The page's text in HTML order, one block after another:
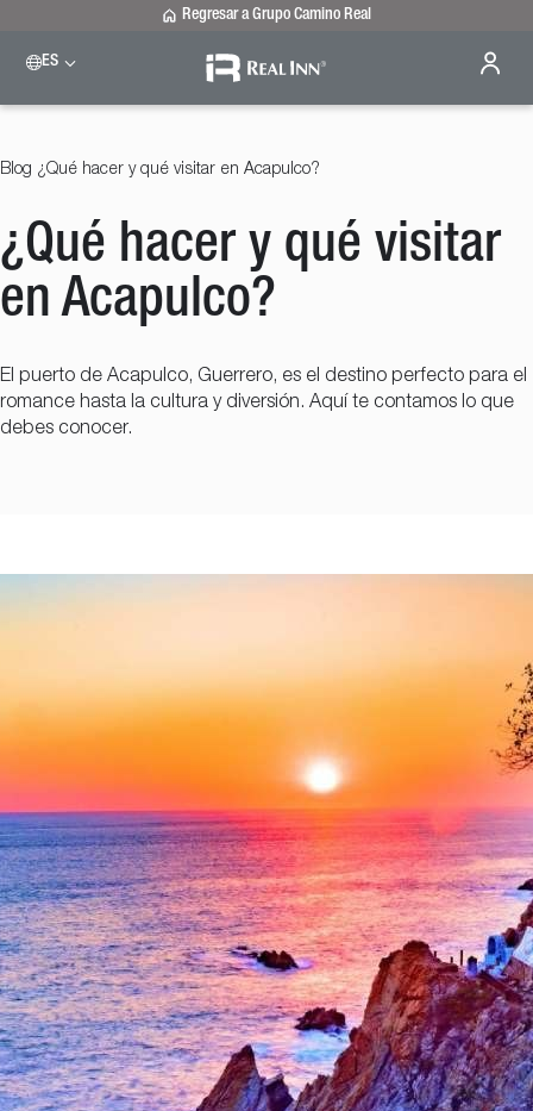
Regresar a Grupo Camino Real
ES Please select a destination
Estado de México
Nuevo Laredo
Real Inn Nuevo Laredo
San Luis Potosí
Real Inn San Luis Potosí
Torreón
Blog ¿Qué hacer y qué visitar en Acapulco?
¿Qué hacer y qué visitar
en Acapulco?
El puerto de Acapulco, Guerrero, es el destino perfecto para el
romance hasta la cultura y diversión. Aquí te contamos lo que
debes conocer.